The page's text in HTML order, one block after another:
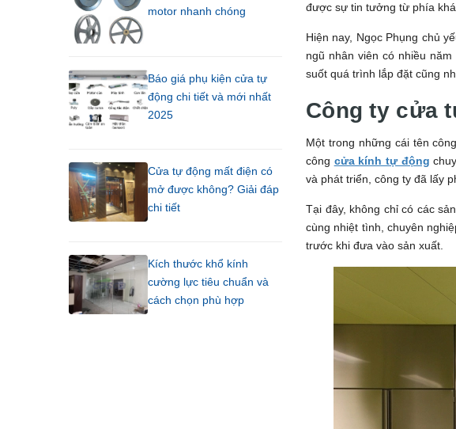
được sự tin tưởng từ phía
Hiện nay, Ngọc Phụng chủ
ngũ nhân viên có nhiều
suốt quá trình lắp đặt cũng
Công ty cửa
Một trong những cái tên
công cửa kính tự động
và phát triển, công ty đã lấy
Tại đây, không chỉ có các
cùng nhiệt tình, chuyên
trước khi đưa vào sản xuất.
motor nhanh chóng
Báo giá phụ kiện cửa tự
động chi tiết và mới nhất
2025
Cửa tự động mất điện có
mở được không? Giải đáp
chi tiết
Kích thước khổ kính
cường lực tiêu chuẩn và
cách chọn phù hợp